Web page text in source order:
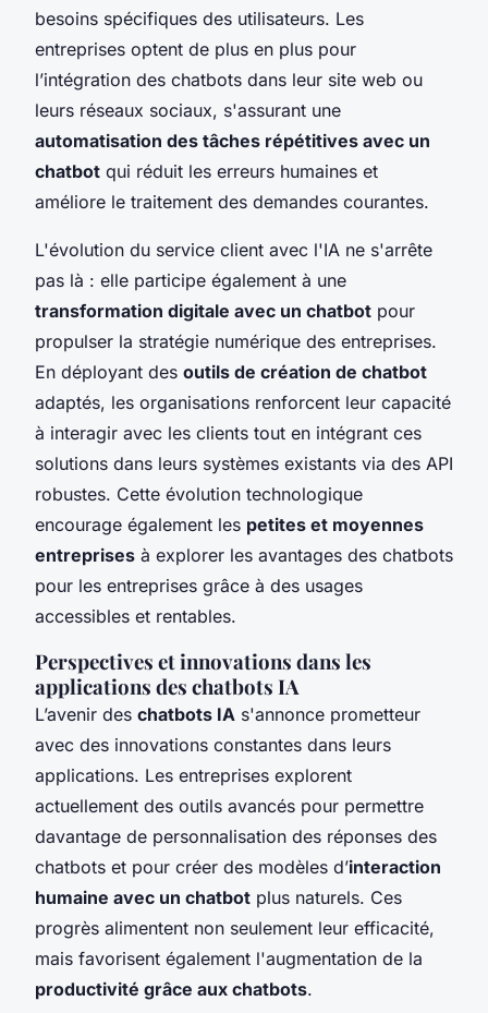
besoins spécifiques des utilisateurs. Les
entreprises optent de plus en plus pour
l’intégration des chatbots dans leur site web ou
leurs réseaux sociaux, s'assurant une
automatisation des tâches répétitives avec un
chatbot qui réduit les erreurs humaines et
améliore le traitement des demandes courantes.
L'évolution du service client avec l'IA ne s'arrête
pas là : elle participe également à une
transformation digitale avec un chatbot pour
propulser la stratégie numérique des entreprises.
En déployant des outils de création de chatbot
adaptés, les organisations renforcent leur capacité
à interagir avec les clients tout en intégrant ces
solutions dans leurs systèmes existants via des API
robustes. Cette évolution technologique
encourage également les petites et moyennes
entreprises à explorer les avantages des chatbots
pour les entreprises grâce à des usages
accessibles et rentables.
Perspectives et innovations dans les
applications des chatbots IA
L’avenir des chatbots IA s'annonce prometteur
avec des innovations constantes dans leurs
applications. Les entreprises explorent
actuellement des outils avancés pour permettre
davantage de personnalisation des réponses des
chatbots et pour créer des modèles d’interaction
humaine avec un chatbot plus naturels. Ces
progrès alimentent non seulement leur efficacité,
mais favorisent également l'augmentation de la
productivité grâce aux chatbots.